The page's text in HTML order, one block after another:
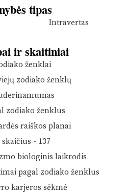
tipas
Intravertas
ir skaitiniai
ženklai
zodiako ženklų
zodiako ženklus
raiškos planai
- 137
biologinis laikrodis
pagal zodiako ženklus
karjeros sėkmė